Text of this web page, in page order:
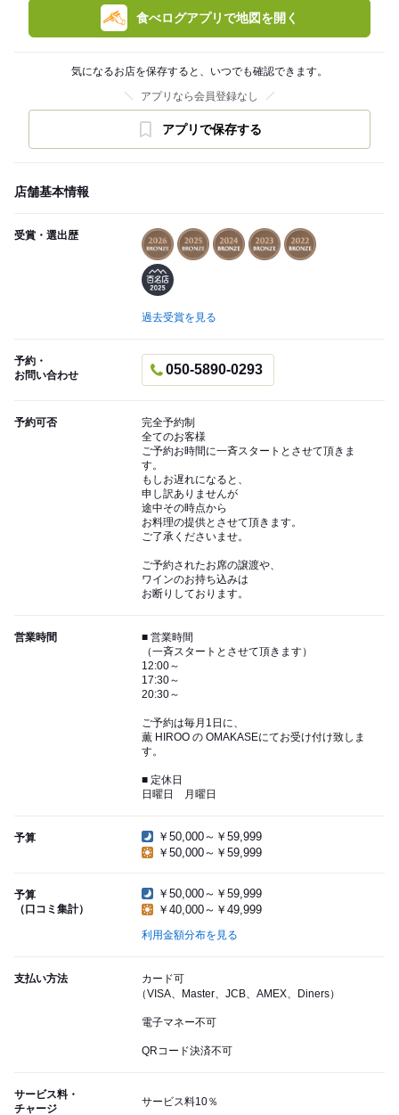
食べログアプリで地図を開く
気になるお店を保存すると、いつでも確認できます。
アプリなら会員登録なし
アプリで保存する
店舗基本情報
受賞・選出歴
過去受賞を見る
予約・
お問い合わせ
050-5890-0293
予約可否
完全予約制
全てのお客様
ご予約お時間に一斉スタートとさせて頂きま
す。
もしお遅れになると、
申し訳ありませんが
途中その時点から
お料理の提供とさせて頂きます。
ご了承くださいませ。
ご予約されたお席の譲渡や、
ワインのお持ち込みは
お断りしております。
営業時間
■ 営業時間
（一斉スタートとさせて頂きます）
12:00～
17:30～
20:30～
ご予約は毎月1日に、
薫 HIROO の OMAKASEにてお受け付け致しま
す。
■ 定休日
日曜日 月曜日
予算
￥50,000～￥59,999
￥50,000～￥59,999
予算
（口コミ集計）
￥50,000～￥59,999
￥40,000～￥49,999
利用金額分布を見る
支払い方法
カード可
（VISA、Master、JCB、AMEX、Diners）
電子マネー不可
QRコード決済不可
サービス料・
チャージ
サービス料10％